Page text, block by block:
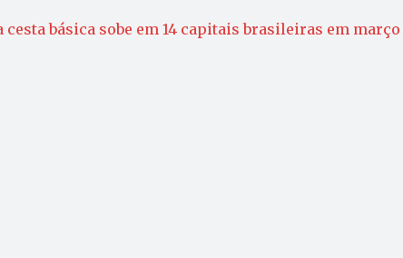
cesta básica sobe em 14 capitais brasileiras em março